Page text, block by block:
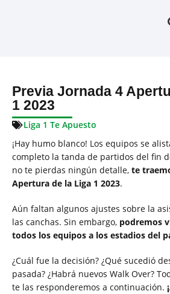
Previa Jornada 4
1 2023
Liga 1 Te Apuesto
¡Hay humo blanco! Los equipos se
completo la tanda de partidos del fin
no te pierdas ningún detalle, te
Apertura de la Liga 1 2023.
Aún faltan algunos ajustes sobre la
las canchas. Sin embargo, podremos
todos los equipos a los estadios del
¿Cuál fue la decisión? ¿Qué sucedió
pasada? ¿Habrá nuevos Walk Over?
te las responderemos a continuación.